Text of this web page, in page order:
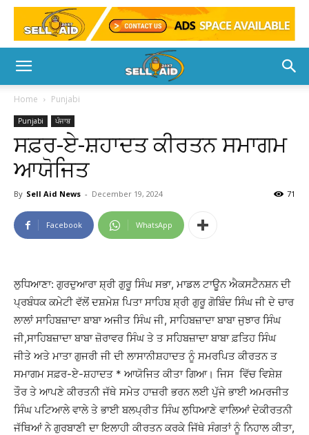
Home Punjabi
Punjabi ਪੰਜਾਬ
ਸਫ਼ਰ-ਏ-ਸ਼ਹਾਦਤ ਕੀਰਤਨ ਸਮਾਗਮ
ਆਯੋਜਿਤ
By Sell Aid News - December 19, 2024 71
Facebook WhatsApp
ਲੁਧਿਆਣਾ: ਗੁਰਦੁਆਰਾ ਸ਼੍ਰੀ ਗੁਰੂ ਸਿੰਘ ਸਭਾ, ਮਾਡਲ ਟਾਊਨ ਐਕਸਟੈਨਸ਼ਨ ਦੀ
ਪ੍ਰਬੰਧਕ ਕਮੇਟੀ ਵੱਲੋਂ ਦਸ਼ਮੇਸ਼ ਪਿਤਾ ਸਾਹਿਬ ਸ਼੍ਰੀ ਗੁਰੂ ਗੋਬਿੰਦ ਸਿੰਘ ਜੀ ਦੇ ਚਾਰ
ਲਾਲਾਂ ਸਾਹਿਬਜ਼ਾਦਾ ਬਾਬਾ ਅਜੀਤ ਸਿੰਘ ਜੀ, ਸਾਹਿਬਜ਼ਾਦਾ ਬਾਬਾ ਜੁਝਾਰ ਸਿੰਘ
ਜੀ,ਸਾਹਿਬਜ਼ਾਦਾ ਬਾਬਾ ਜ਼ੋਰਾਵਰ ਸਿੰਘ ਤੇ ਤ ਸਹਿਬਜ਼ਾਦਾ ਬਾਬਾ ਫ਼ਤਿਹ ਸਿੰਘ
ਜੀਤੇ ਅਤੇ ਮਾਤਾ ਗੁਜਰੀ ਜੀ ਦੀ ਲਾਸਾਨੀਸ਼ਹਾਦਤ ਨੂੰ ਸਮਰਪਿਤ ਕੀਰਤਨ ਤ
ਸਮਾਗਮ ਸਫ਼ਰ-ਏ-ਸ਼ਹਾਦਤ * ਆਯੋਜਿਤ ਕੀਤਾ ਗਿਆ। ਜਿਸ ਵਿੱਚ ਵਿਸ਼ੇਸ਼
ਤੌਰ ਤੇ ਆਪਣੇ ਕੀਰਤਨੀ ਜੱਥੇ ਸਮੇਤ ਹਾਜ਼ਰੀ ਭਰਨ ਲਈ ਪੁੱਜੇ ਭਾਈ ਅਮਰਜੀਤ
ਸਿੰਘ ਪਟਿਆਲੇ ਵਾਲੇ ਤੇ ਭਾਈ ਬਲਪ੍ਰੀਤ ਸਿੰਘ ਲੁਧਿਆਣੇ ਵਾਲਿਆਂ ਦੇਕੀਰਤਨੀ
ਜੱਥਿਆਂ ਨੇ ਗੁਰਬਾਣੀ ਦਾ ਇਲਾਹੀ ਕੀਰਤਨ ਕਰਕੇ ਜਿੱਥੇ ਸੰਗਤਾਂ ਨੂੰ ਨਿਹਾਲ ਕੀਤਾ,